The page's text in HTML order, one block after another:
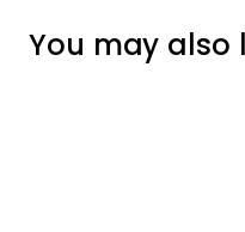
You may also